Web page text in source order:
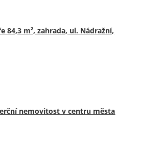
84,3 m², zahrada, ul. Nádražní,
nemovitost v centru města